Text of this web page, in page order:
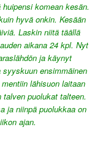
komean kesän.
hyvä onkin. Kesään
Laskin niitä täällä
aikana 24 kpl. Nyt
ja käynyt
ensimmäinen
lähisuon laitaan
puolukat talteen.
ja niinpä puolukkaa on
ajan.